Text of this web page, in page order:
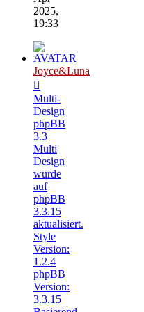
2025,
19:33
Joyce&Luna
Multi-
Design
phpBB
3.3
Multi
Design
wurde
auf
phpBB
3.3.15
aktualisiert.
Style
Version:
1.2.4
phpBB
Version:
3.3.15